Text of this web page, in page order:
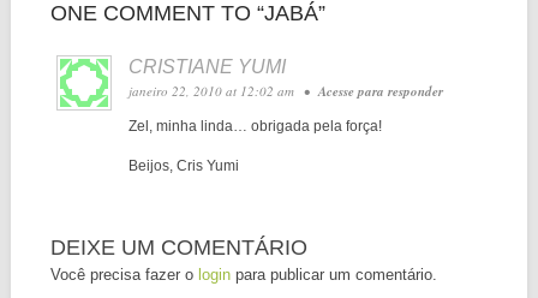
ONE COMMENT TO “JABÁ”
CRISTIANE YUMI
janeiro 22, 2010 at 12:02 am • Acesse para responder
Zel, minha linda… obrigada pela força!
Beijos, Cris Yumi
DEIXE UM COMENTÁRIO
Você precisa fazer o loginpara publicar um comentário.